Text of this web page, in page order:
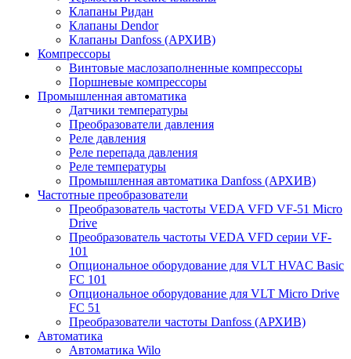
Клапаны Ридан
Клапаны Dendor
Клапаны Danfoss (АРХИВ)
Компрессоры
Винтовые маслозаполненные компрессоры
Поршневые компрессоры
Промышленная автоматика
Датчики температуры
Преобразователи давления
Реле давления
Реле перепада давления
Реле температуры
Промышленная автоматика Danfoss (АРХИВ)
Частотные преобразователи
Преобразователь частоты VEDA VFD VF-51 Micro
Drive
Преобразователь частоты VEDA VFD серии VF-
101
Опциональное оборудование для VLT HVAC Basic
FC 101
Опциональное оборудование для VLT Micro Drive
FC 51
Преобразователи частоты Danfoss (АРХИВ)
Автоматика
Автоматика Wilo